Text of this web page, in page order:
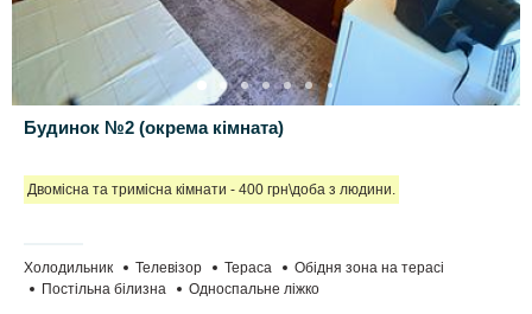
Будинок №2 (окрема кімната)
Двомісна та тримісна кімнати - 400 грн\доба з людини.
Холодильник Телевізор Тераса
Обідня зона на терасі
Постільна білизна
Односпальне ліжко